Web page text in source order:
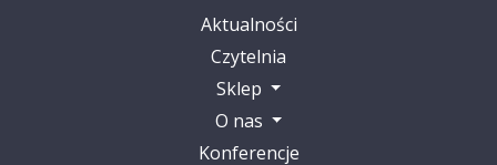
Aktualności
Czytelnia
Sklep
O nas
Konferencje